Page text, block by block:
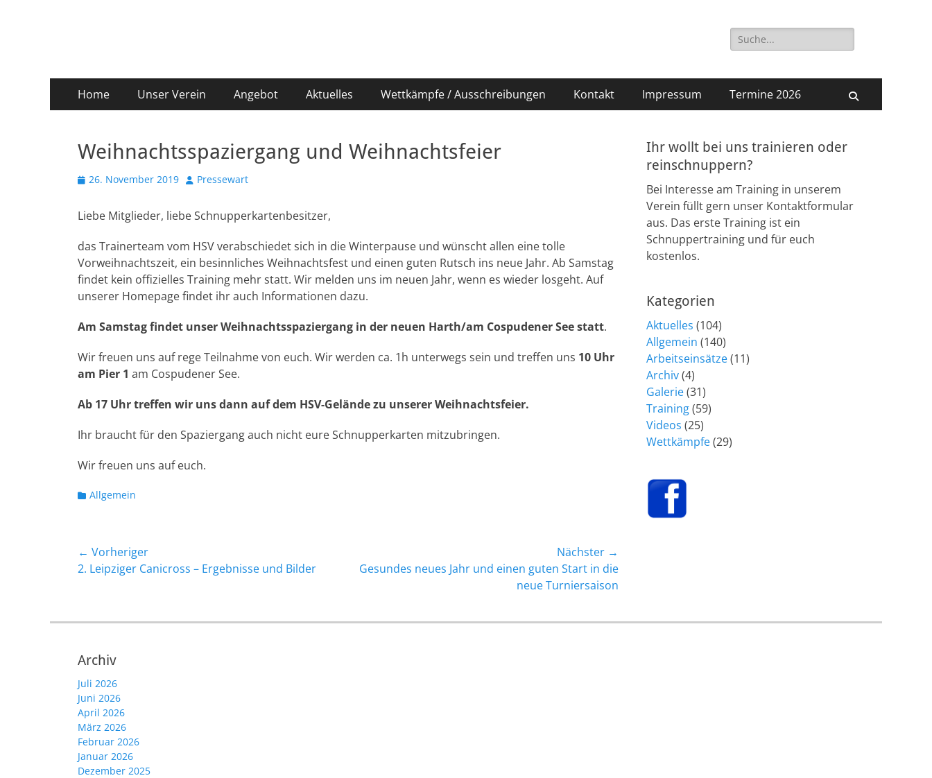
Hundesport Verein HSV Markkleeberg / Leipzig Süd e.V.
Suchen
nach:
Primäres
Menü
Inhalt
Home Unser Verein Angebot Aktuelles Wettkämpfe / Ausschreibungen Kontakt Impressum Termine 2026
Weihnachtsspaziergang und Weihnachtsfeier
Veröffentlicht
26. November 2019 AutorPressewart
Liebe Mitglieder, liebe Schnupperkartenbesitzer,
das Trainerteam vom HSV verabschiedet sich in die Winterpause und wünscht allen eine tolle
Vorweihnachtszeit, ein besinnliches Weihnachtsfest und einen guten Rutsch ins neue Jahr. Ab Samstag
findet kein offizielles Training mehr statt. Wir melden uns im neuen Jahr, wenn es wieder losgeht. Auf
unserer Homepage findet ihr auch Informationen dazu.
Am Samstag findet unser Weihnachtsspaziergang in der neuen Harth/am Cospudener See statt.
Wir freuen uns auf rege Teilnahme von euch. Wir werden ca. 1h unterwegs sein und treffen uns 10 Uhr
am Pier 1 am Cospudener See.
Ab 17 Uhr treffen wir uns dann auf dem HSV-Gelände zu unserer Weihnachtsfeier.
Ihr braucht für den Spaziergang auch nicht eure Schnupperkarten mitzubringen.
Wir freuen uns auf euch.
Kategorien
Allgemein
Beitragsnavigation
← Vorheriger
Vorheriger
2. Leipziger Canicross – Ergebnisse und Bilder
Nächster →
Nächster
Gesundes neues Jahr und einen guten Start in die
neue Turniersaison
Ihr wollt bei uns trainieren oder
reinschnuppern?
Bei Interesse am Training in unserem
Verein füllt gern unser Kontaktformular
aus. Das erste Training ist ein
Schnuppertraining und für euch
kostenlos.
Kategorien
Aktuelles (104)
Allgemein (140)
Arbeitseinsätze(11)
Archiv(4)
Galerie(31)
Training(59)
Videos (25)
Wettkämpfe(29)
Archiv
Juli 2026
Juni 2026
April 2026
März 2026
Februar 2026
Januar 2026
Dezember 2025